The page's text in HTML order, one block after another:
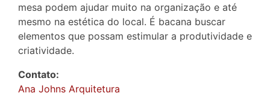
mesa podem ajudar muito na organização e até
mesmo na estética do local. É bacana buscar
elementos que possam estimular a produtividade e
criatividade.
Contato:
Ana Johns Arquitetura